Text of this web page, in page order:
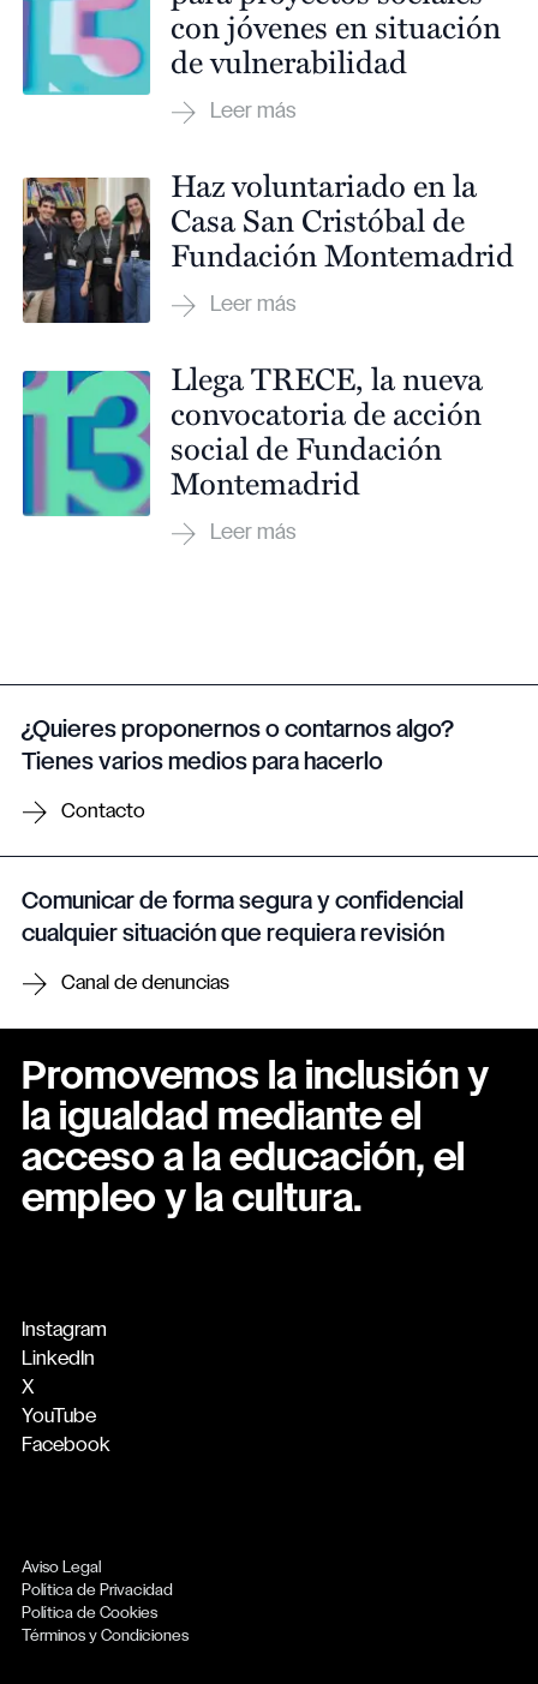
con jóvenes en situación
de vulnerabilidad
Haz voluntariado en la
Casa San Cristóbal de
Fundación Montemadrid
Llega TRECE, la nueva
convocatoria de acción
social de Fundación
Montemadrid
¿Quieres proponernos o contarnos algo?
Tienes varios medios para hacerlo
Contacto
Comunicar de forma segura y confidencial
cualquier situación que requiera revisión
Canal de denuncias
Promovemos la inclusión y
la igualdad mediante el
acceso a la educación, el
empleo y la cultura.
Instagram
LinkedIn
X
YouTube
Facebook
Aviso Legal
Política de Privacidad
Política de Cookies
Términos y Condiciones